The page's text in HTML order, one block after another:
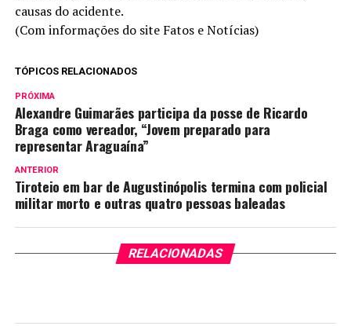
causas do acidente.
(Com informações do site Fatos e Notícias)
TÓPICOS RELACIONADOS
PRÓXIMA
Alexandre Guimarães participa da posse de Ricardo
Braga como vereador, “Jovem preparado para
representar Araguaína”
ANTERIOR
Tiroteio em bar de Augustinópolis termina com policial
militar morto e outras quatro pessoas baleadas
RELACIONADAS